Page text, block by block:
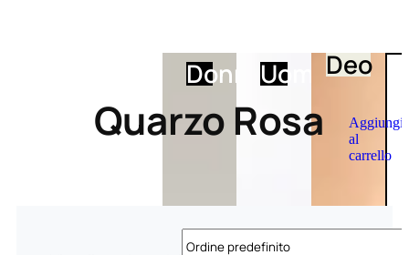
DonnaUomoDeo
Aggiungi
al
carrello
Quarzo Rosa